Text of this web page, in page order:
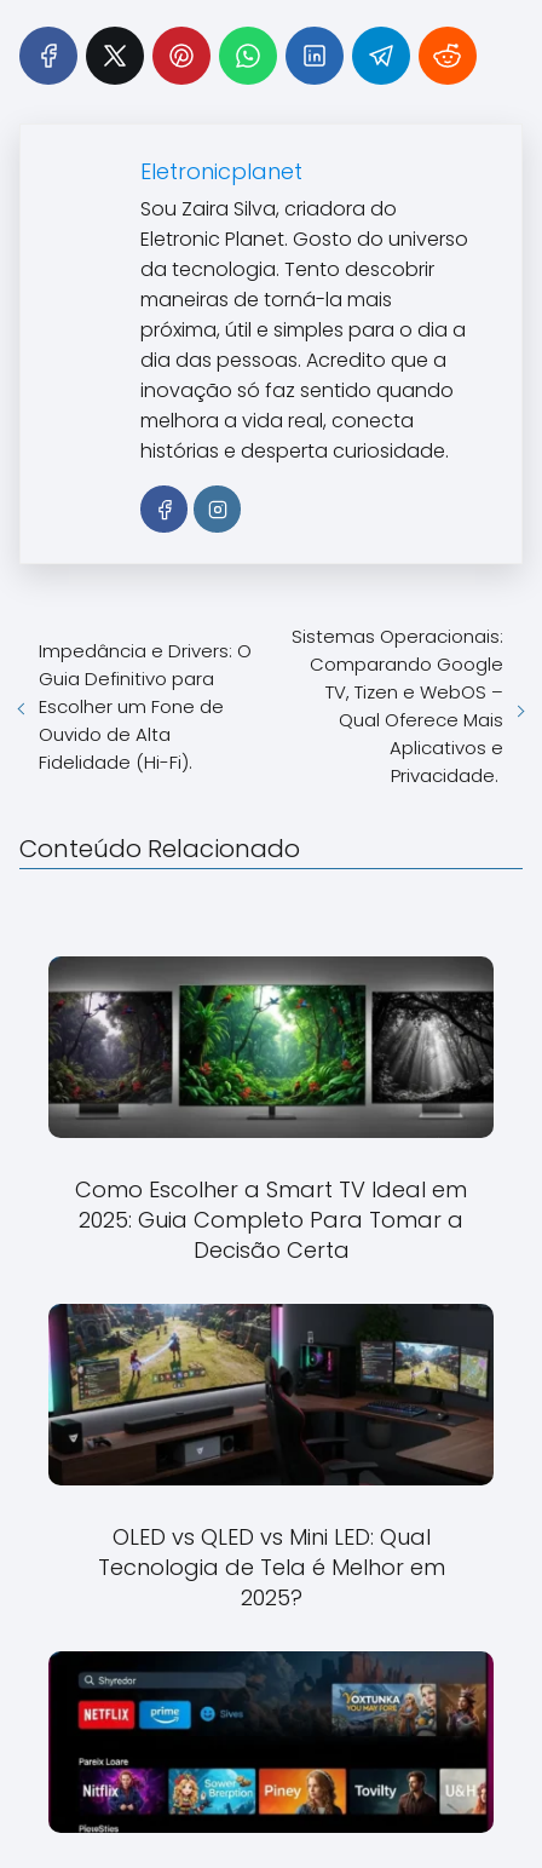
Eletronicplanet
Sou Zaira Silva, criadora do
Eletronic Planet. Gosto do universo
da tecnologia. Tento descobrir
maneiras de torná-la mais
próxima, útil e simples para o dia a
dia das pessoas. Acredito que a
inovação só faz sentido quando
melhora a vida real, conecta
histórias e desperta curiosidade.
Impedância e Drivers: O
Guia Definitivo para
Escolher um Fone de
Ouvido de Alta
Fidelidade (Hi-Fi).
Sistemas Operacionais:
Comparando Google
TV, Tizen e WebOS –
Qual Oferece Mais
Aplicativos e
Privacidade.
Conteúdo Relacionado
Como Escolher a Smart TV Ideal em
2025: Guia Completo Para Tomar a
Decisão Certa
OLED vs QLED vs Mini LED: Qual
Tecnologia de Tela é Melhor em
2025?